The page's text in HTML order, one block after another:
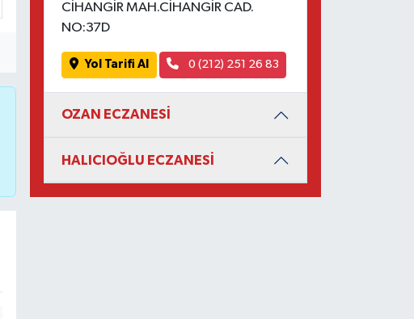
CİHANGİR MAH.CİHANGİR CAD.
NO:37D
Yol Tarifi Al 0 (212) 251 26 83
OZAN ECZANESİ
HALICIOĞLU ECZANESİ